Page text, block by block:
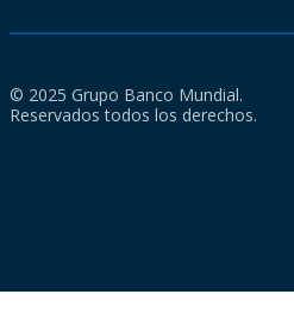
© 2025 Grupo Banco Mundial.
Reservados todos los derechos.